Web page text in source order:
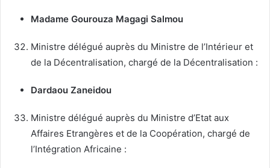
Madame Gourouza Magagi Salmou
Ministre délégué auprès du Ministre de l’Intérieur et
de la Décentralisation, chargé de la Décentralisation :
Dardaou Zaneidou
Ministre délégué auprès du Ministre d’Etat aux
Affaires Etrangères et de la Coopération, chargé de
l’Intégration Africaine :